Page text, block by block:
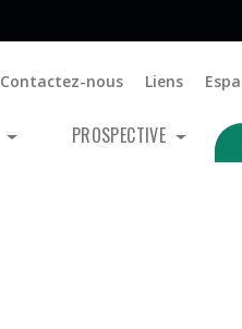
Contactez-nous Liens
PROSPECTIVE